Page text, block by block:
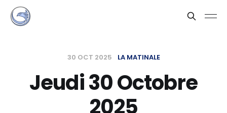
30 OCT 2025 LA MATINALE
Jeudi 30 Octobre
2025